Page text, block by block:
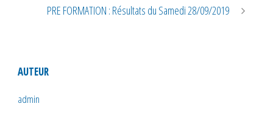
PRE FORMATION : Résultats du Samedi 28/09/2019
AUTEUR
admin